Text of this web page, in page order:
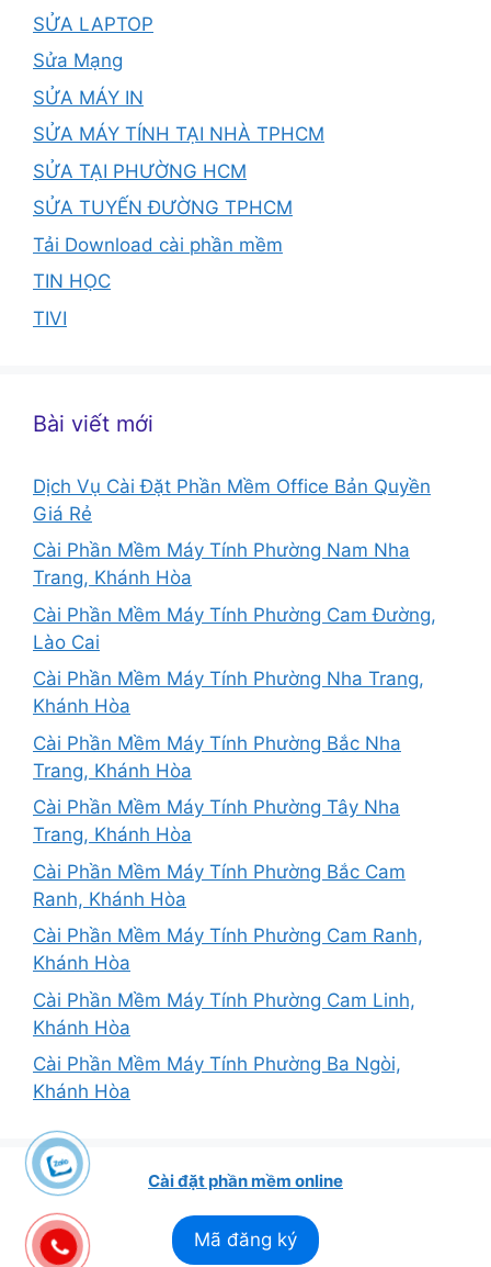
SỬA LAPTOP
Sửa Mạng
SỬA MÁY IN
SỬA MÁY TÍNH TẠI NHÀ TPHCM
SỬA TẠI PHƯỜNG HCM
SỬA TUYẾN ĐƯỜNG TPHCM
Tải Download cài phần mềm
TIN HỌC
TIVI
Bài viết mới
Dịch Vụ Cài Đặt Phần Mềm Office Bản Quyền
Giá Rẻ
Cài Phần Mềm Máy Tính Phường Nam Nha
Trang, Khánh Hòa
Cài Phần Mềm Máy Tính Phường Cam Đường,
Lào Cai
Cài Phần Mềm Máy Tính Phường Nha Trang,
Khánh Hòa
Cài Phần Mềm Máy Tính Phường Bắc Nha
Trang, Khánh Hòa
Cài Phần Mềm Máy Tính Phường Tây Nha
Trang, Khánh Hòa
Cài Phần Mềm Máy Tính Phường Bắc Cam
Ranh, Khánh Hòa
Cài Phần Mềm Máy Tính Phường Cam Ranh,
Khánh Hòa
Cài Phần Mềm Máy Tính Phường Cam Linh,
Khánh Hòa
Cài Phần Mềm Máy Tính Phường Ba Ngòi,
Khánh Hòa
Cài đặt phần mềm online
Mã đăng ký